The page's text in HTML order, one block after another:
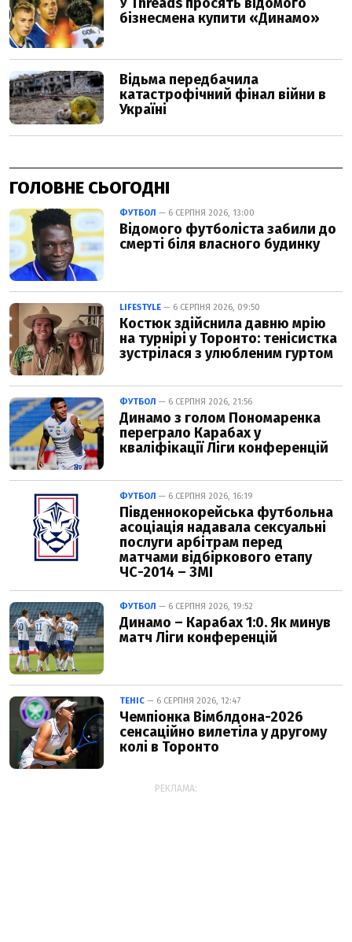
ГОЛОВНЕ СЬОГОДНІ
ФУТБОЛ — 6 СЕРПНЯ 2026, 13:00
Відомого футболіста забили до
смерті біля власного будинку
LIFESTYLE — 6 СЕРПНЯ 2026, 09:50
Костюк здійснила давню мрію
на турнірі у Торонто: тенісистка
зустрілася з улюбленим гуртом
ФУТБОЛ — 6 СЕРПНЯ 2026, 21:56
Динамо з голом Пономаренка
переграло Карабах у
кваліфікації Ліги конференцій
ФУТБОЛ — 6 СЕРПНЯ 2026, 16:19
Південнокорейська футбольна
асоціація надавала сексуальні
послуги арбітрам перед
матчами відбіркового етапу
ЧС-2014 – ЗМІ
ФУТБОЛ — 6 СЕРПНЯ 2026, 19:52
Динамо – Карабах 1:0. Як минув
матч Ліги конференцій
ТЕНІС — 6 СЕРПНЯ 2026, 12:47
Чемпіонка Вімблдона-2026
сенсаційно вилетіла у другому
колі в Торонто
РЕКЛАМА: